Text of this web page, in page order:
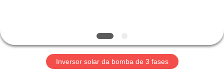
CONTROLE
DE
QUALIDADEInversor solar da bomba de 3 fases